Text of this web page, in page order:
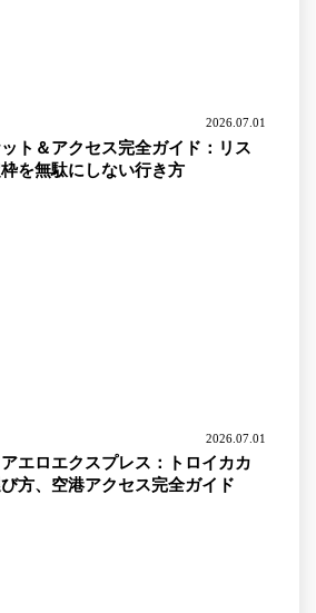
2026.07.01
ト＆アクセス完全ガイド：リス
を無駄にしない行き方
2026.07.01
エロエクスプレス：トロイカカ
方、空港アクセス完全ガイド